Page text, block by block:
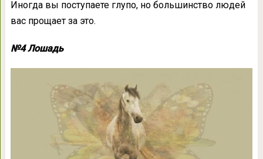
Иногда вы поступаете глупо, но большинство людей
вас прощает за это.
№4 Лошадь